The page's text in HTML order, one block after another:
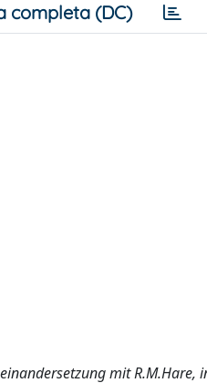
completa (DC)
mit R.M.Hare,